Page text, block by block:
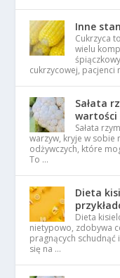
Inne
Cukrzyca
wielu
cukrzycowej,
Sałata
wartości
Sałata
warzyw, kryje w sobie
odżywczych, które
To …
Dieta
Dieta
nietypowo, zdobywa
pragnących
się na …